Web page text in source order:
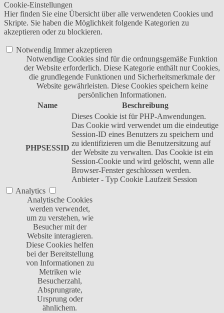
Cookie-Einstellungen
Hier finden Sie eine Übersicht über alle verwendeten Cookies und
Skripte. Sie haben die Möglichkeit folgende Kategorien zu
akzeptieren oder zu blockieren.
Notwendig Immer akzeptieren
Notwendige Cookies sind für die ordnungsgemäße Funktion
der Website erforderlich. Diese Kategorie enthält nur Cookies,
die grundlegende Funktionen und Sicherheitsmerkmale der
Website gewährleisten. Diese Cookies speichern keine
persönlichen Informationen.
Name
Beschreibung
PHPSESSID
Dieses Cookie ist für PHP-Anwendungen.
Das Cookie wird verwendet um die eindeutige
Session-ID eines Benutzers zu speichern und
zu identifizieren um die Benutzersitzung auf
der Website zu verwalten. Das Cookie ist ein
Session-Cookie und wird gelöscht, wenn alle
Browser-Fenster geschlossen werden.
Anbieter - Typ Cookie Laufzeit Session
Analytics
Analytische Cookies
werden verwendet,
um zu verstehen, wie
Besucher mit der
Website interagieren.
Diese Cookies helfen
bei der Bereitstellung
von Informationen zu
Metriken wie
Besucherzahl,
Absprungrate,
Ursprung oder
ähnlichem.